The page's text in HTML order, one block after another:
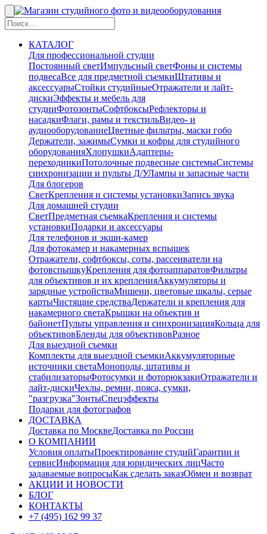
КАТАЛОГ
Для профессиональной студии
Постоянный светИмпульсный светФоны и системы
подвесаВсе для предметной съемкиШтативы и
аксессуарыСтойки студийныеОтражатели и лайт-
дискиЭффекты и мебель для
студииФотозонтыСофтбоксыРефлекторы и
насадкиФлаги, рамы и текстильВидео- и
аудиооборудованиеЦветные фильтры, маски гобо
Держатели, зажимыСумки и кофры для студийного
оборудованияХлопушкиАдаптеры-
переходникиПотолочные подвесные системыСистемы
синхронизации и пульты Д/УЛампы и запасные части
Для блогеров
СветКрепления и системы установкиЗапись звука
Для домашней студии
СветПредметная съемкаКрепления и системы
установкиПодарки и аксессуары
Для телефонов и экшн-камер
Для фотокамер и накамерных вспышек
Отражатели, софтбоксы, соты, рассеиватели на
фотовспышкуКрепления для фотоаппаратовФильтры
для объективов и их крепленияАккумуляторы и
зарядные устройстваМишени, цветовые шкалы, серые
картыЧистящие средстваДержатели и крепления для
накамерного светаКрышки на объектив и
байонетПульты управления и синхронизацияКольца для
объективовБленды для объективовРазное
Для выездной съемки
Комплекты для выездной съемкиАккумуляторные
источники светаМоноподы, штативы и
стабилизаторыФотосумки и фоторюкзакиОтражатели и
лайт-дискиЧехлы, ремни, пояса, сумки,
"разгрузка"ЗонтыСпецэффекты
Подарки для фотографов
ДОСТАВКА
Доставка по МосквеДоставка по России
О КОМПАНИИ
Условия оплатыПроектирование студийГарантии и
сервисИнформация для юридических лицЧасто
задаваемые вопросыКак сделать заказОбмен и возврат
АКЦИИ И НОВОСТИ
БЛОГ
КОНТАКТЫ
+7 (495) 162 99 37